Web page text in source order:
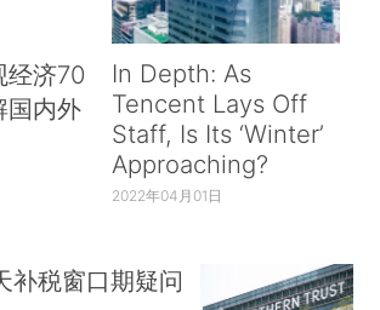
经济70
国内外
In Depth: As
Tencent Lays Off
Staff, Is Its ‘Winter’
Approaching?
2022年04月01日
补税窗口期疑问